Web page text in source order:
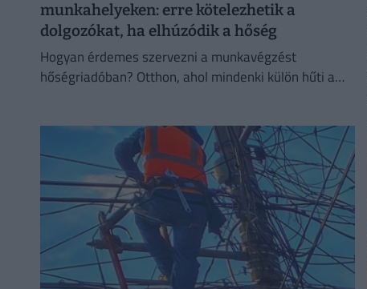
munkahelyeken: erre kötelezhetik a
dolgozókat, ha elhúzódik a hőség
Hogyan érdemes szervezni a munkavégzést
hőségriadóban? Otthon, ahol mindenki külön hűti a